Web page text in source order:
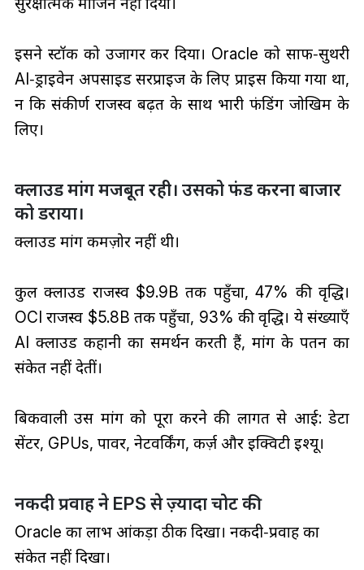
इसने स्टॉक को उजागर कर दिया। Oracle को साफ‑सुथरी
AI‑ड्राइवेन अपसाइड सरप्राइज के लिए प्राइस किया गया था,
न कि संकीर्ण राजस्व बढ़त के साथ भारी फंडिंग जोखिम के
लिए।
क्लाउड मांग मजबूत रही। उसको फंड करना बाजार
को डराया।
क्लाउड मांग कमज़ोर नहीं थी।
कुल क्लाउड राजस्व $9.9B तक पहुँचा, 47% की वृद्धि।
OCI राजस्व $5.8B तक पहुँचा, 93% की वृद्धि। ये संख्याएँ
AI क्लाउड कहानी का समर्थन करती हैं, मांग के पतन का
संकेत नहीं देतीं।
बिकवाली उस मांग को पूरा करने की लागत से आई: डेटा
सेंटर, GPUs, पावर, नेटवर्किंग, कर्ज़ और इक्विटी इश्यू।
नकदी प्रवाह ने EPS से ज़्यादा चोट की
Oracle का लाभ आंकड़ा ठीक दिखा। नकदी‑प्रवाह का
संकेत नहीं दिखा।